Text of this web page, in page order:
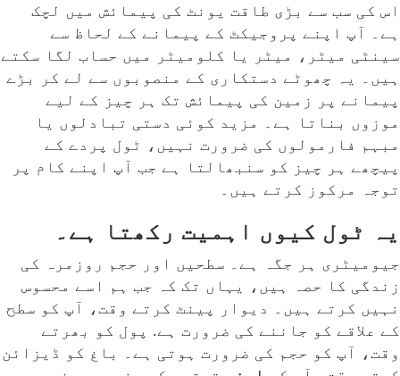
اس کی سب سے بڑی طاقت یونٹ کی پیمائش میں لچک
ہے۔ آپ اپنے پروجیکٹ کے پیمانے کے لحاظ سے
سینٹی میٹر، میٹر یا کلومیٹر میں حساب لگا سکتے
ہیں۔ یہ چھوٹے دستکاری کے منصوبوں سے لے کر بڑے
پیمانے پر زمین کی پیمائش تک ہر چیز کے لیے
موزوں بناتا ہے۔ مزید کوئی دستی تبادلوں یا
مبہم فارمولوں کی ضرورت نہیں، ٹول پردے کے
پیچھے ہر چیز کو سنبھالتا ہے جب آپ اپنے کام پر
توجہ مرکوز کرتے ہیں۔
یہ ٹول کیوں اہمیت رکھتا ہے۔
جیومیٹری ہر جگہ ہے۔ سطحیں اور حجم روزمرہ کی
زندگی کا حصہ ہیں، یہاں تک کہ جب ہم اسے محسوس
نہیں کرتے ہیں۔ دیوار پینٹ کرتے وقت، آپ کو سطح
کے علاقے کو جاننے کی ضرورت ہے. پول کو بھرتے
وقت، آپ کو حجم کی ضرورت ہوتی ہے۔ باغ کو ڈیزائن